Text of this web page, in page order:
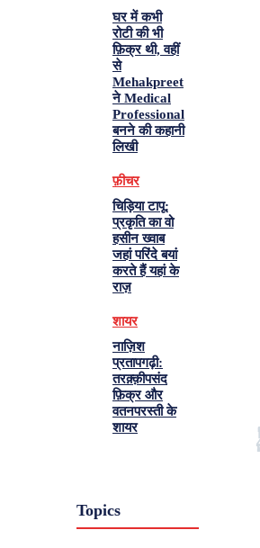
घर में कभी
रोटी की भी
फ़िक्र थी, वहीं
से
Mehakpreet
ने Medical
Professional
बनने की कहानी
लिखी
फ़ीचर
चिड़िया टापू:
प्रकृति का वो
हसीन ख्वाब
जहां परिंदे बयां
करते हैं यहां के
राज़
शायर
नाज़िश
प्रतापगढ़ी:
तरक़्क़ीपसंद
फ़िक्र और
वतनपरस्ती के
शायर
Topics